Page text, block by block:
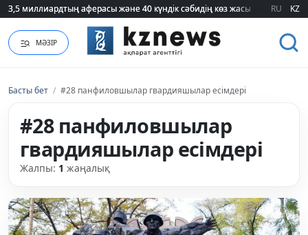
3,5 миллиардтың аферасы және 40 күндік сәбидің көз жасы:
3,5 миллиардтың аферасы және 40 күндік сәбидің көз жасы: RU KZ
МӘЗІР
Басты бет / #28 панфиловшылар гвардияшылар есімдері
#28 панфиловшылар
гвардияшылар есімдері
Жалпы: 1 жаңалық